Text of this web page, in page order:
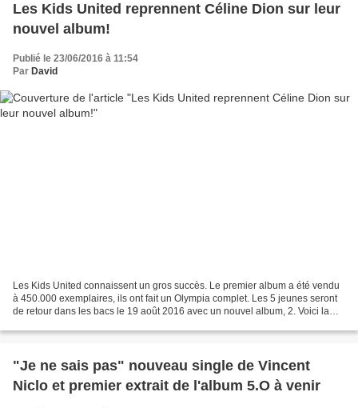
Les Kids United reprennent Céline Dion sur leur
nouvel album!
Publié le 23/06/2016 à 11:54
Par David
Les Kids United connaissent un gros succès. Le premier album a été vendu
à 450.000 exemplaires, ils ont fait un Olympia complet. Les 5 jeunes seront
de retour dans les bacs le 19 août 2016 avec un nouvel album, 2. Voici la
"Je ne sais pas" nouveau single de Vincent
Niclo et premier extrait de l'album 5.O à venir